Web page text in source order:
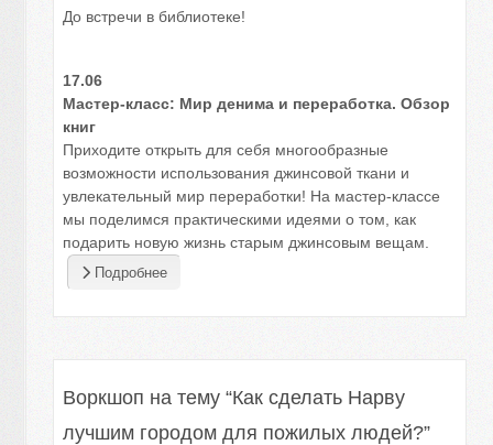
До встречи в библиотеке!
17.06
Мастер-класс: Мир денима и переработка. Обзор
книг
Приходите открыть для себя многообразные
возможности использования джинсовой ткани и
увлекательный мир переработки! На мастер-классе
мы поделимся практическими идеями о том, как
подарить новую жизнь старым джинсовым вещам.
Подробнее
Воркшоп на тему “Как сделать Нарву
лучшим городом для пожилых людей?”